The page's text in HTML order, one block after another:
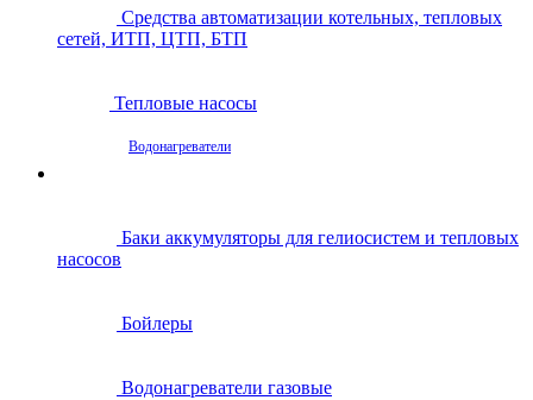
Средства автоматизации котельных, тепловых
сетей, ИТП, ЦТП, БТП
Тепловые насосы
Водонагреватели
Баки аккумуляторы для гелиосистем и тепловых
насосов
Бойлеры
Водонагреватели газовые